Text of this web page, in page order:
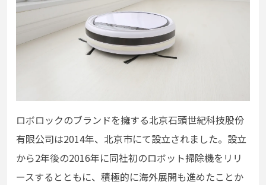
ロボロックのブランドを擁する北京石頭世紀科技股份
有限公司は2014年、北京市にて設立されました。設立
から2年後の2016年に同社初のロボット掃除機をリリ
ースするとともに、積極的に海外展開も進めたことか